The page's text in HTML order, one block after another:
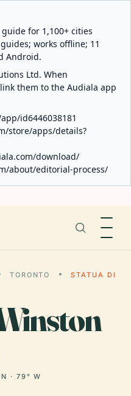
for 1,100+ cities
works offline; 11
Android.
Ltd. When
them to the Audiala app
id6446038181
store/apps/details?
download/
about/editorial-process/
TORONTO
STATUA DI
· 79° W